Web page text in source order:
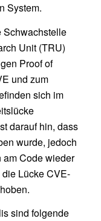
System.
Schwachstelle
Unit (TRU)
Proof of
und zum
sich im
darauf hin, dass
wurde, jedoch
am Code wieder
Lücke CVE-
sind folgende